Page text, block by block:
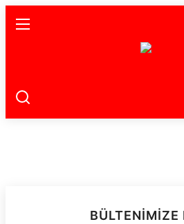
Gündem
BÜLTENIMIZE